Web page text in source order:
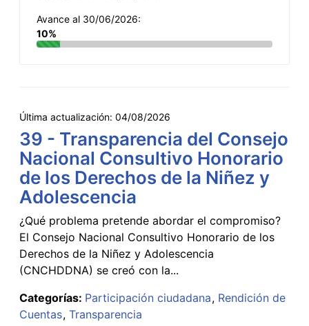
Avance al 30/06/2026:
10%
Última actualización: 04/08/2026
39 - Transparencia del Consejo
Nacional Consultivo Honorario
de los Derechos de la Niñez y
Adolescencia
¿Qué problema pretende abordar el compromiso?
El Consejo Nacional Consultivo Honorario de los
Derechos de la Niñez y Adolescencia
(CNCHDDNA) se creó con la...
Categorías: Participación ciudadana Rendición de
Cuentas Transparencia